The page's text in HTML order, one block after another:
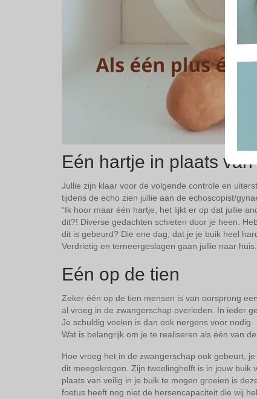
Eén hartje in plaats
Jullie zijn klaar voor de volgende controle en
tijdens de echo zien jullie aan de echoscopist/
“Ik hoor maar één hartje, het lijkt er op dat jullie
dit?! Diverse gedachten schieten door je heen.
dit is gebeurd? Die ene dag, dat je je buik heel
Verdrietig en terneergeslagen gaan jullie naar huis.
Eén op de tien
Zeker één op de tien mensen is van oorsprong
al vroeg in de zwangerschap overleden. In ieder
Je schuldig voelen is dan ook nergens voor nodig.
Wat is belangrijk om je te realiseren als één van
Hoe vroeg het in de zwangerschap ook gebeurt,
dit meegekregen. Zijn tweelinghelft is in jouw buik
plaats van veilig in je buik te mogen groeien is
foetus heeft nog niet de hersencapaciteit die wij